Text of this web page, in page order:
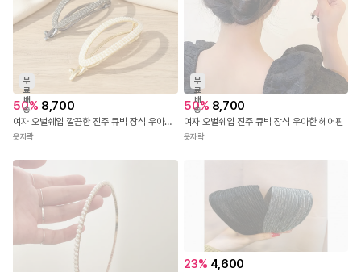
무
료
배
송
50% 8,700
여자 오벌쉐입 깔끔한 진주 큐빅 장식 우아한 헤어핀
옷자락
무
료
배
송
50% 8,700
여자 오벌쉐입 진주 큐빅 장식 우아한 헤어핀
옷자락
23% 4,600